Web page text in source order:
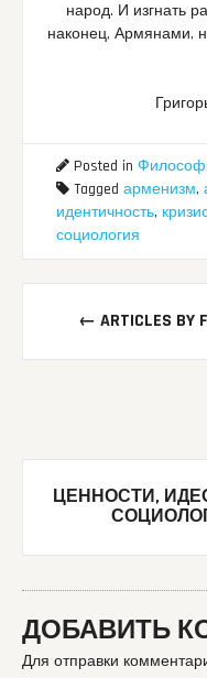
народ. И изгнать
наконец, Армянами,
Posted in
Tagged арменизм,
идентичность,
социология
Post
navigation
← ARTICLES BY
ЦЕННОСТИ,
ДОБАВИТЬ
Для отправки